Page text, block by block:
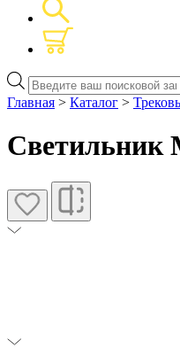
Поиск
товаров
Главная > Каталог >
Светильник